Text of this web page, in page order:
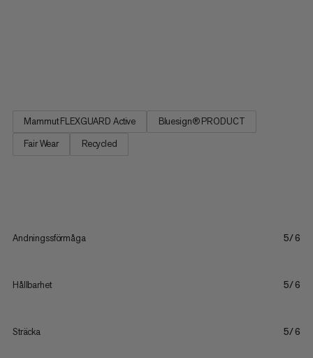
Mammut FLEXGUARD Active
Bluesign® PRODUCT
Fair Wear
Recycled
Andningssförmåga 5/6
Hållbarhet 5/6
Sträcka 5/6